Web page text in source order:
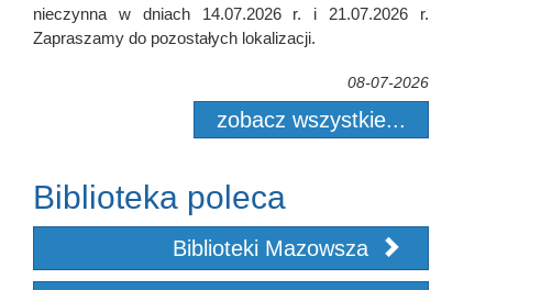
nieczynna w dniach 14.07.2026 r. i 21.07.2026 r.
Zapraszamy do pozostałych lokalizacji.
08-07-2026
zobacz wszystkie...
Biblioteka poleca
Biblioteki Mazowsza